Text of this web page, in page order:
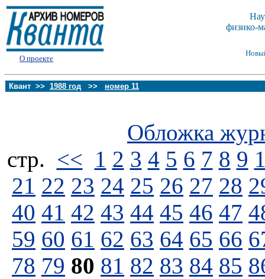
О проекте
физико-
Квант >> 1988 год >> номер 11
Обложка
стp. << 1 2 3 4 5 6 7 8 9
21 22 23 24 25 26 27 28
40 41 42 43 44 45 46 47
59 60 61 62 63 64 65 66
78 79 80 81 82 83 84 85